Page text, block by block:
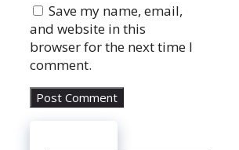
Save my name, email,
and website in this
browser for the next time I
comment.